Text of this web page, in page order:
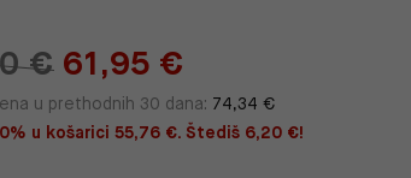
€ 61,95 €
u prethodnih 30 dana: 74,34 €
u košarici 55,76 €. Štediš 6,20 €!